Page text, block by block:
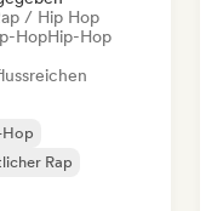
/ Hip Hop
HopHip-Hop
Rap